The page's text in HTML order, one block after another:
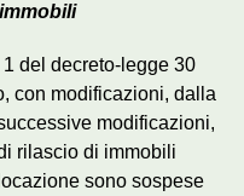
del decreto-legge 30
con modificazioni, dalla
modificazioni,
rilascio di immobili
sono sospese